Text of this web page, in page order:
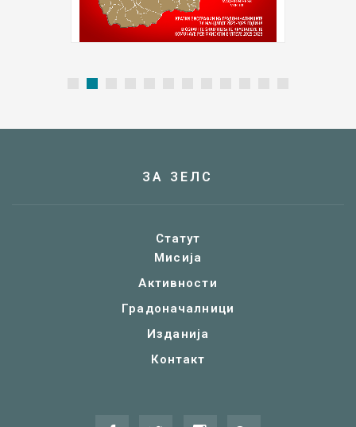
ЗА ЗЕЛС
Статут
Мисија
Активности
Градоначалници
Изданија
Контакт